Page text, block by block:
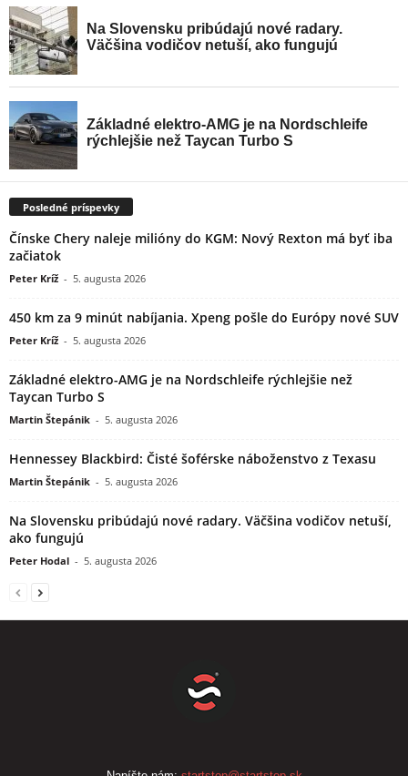
Posledné príspevky
Čínske Chery naleje milióny do KGM: Nový Rexton má byť iba
začiatok
Peter Kríž - 5. augusta 2026
450 km za 9 minút nabíjania. Xpeng pošle do Európy nové SUV
Peter Kríž - 5. augusta 2026
Základné elektro-AMG je na Nordschleife rýchlejšie než
Taycan Turbo S
Martin Štepánik - 5. augusta 2026
Hennessey Blackbird: Čisté šoférske náboženstvo z Texasu
Martin Štepánik - 5. augusta 2026
Na Slovensku pribúdajú nové radary. Väčšina vodičov netuší,
ako fungujú
Peter Hodal - 5. augusta 2026